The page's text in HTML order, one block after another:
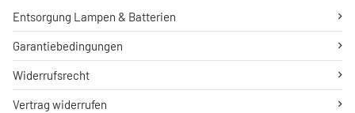
Entsorgung Lampen & Batterien
Garantiebedingungen
Widerrufsrecht
Vertrag widerrufen